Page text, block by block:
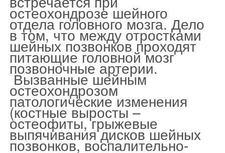
остеохондрозе шейного
отдела головного мозга. Дело
в том, что между отростками
шейных позвонков проходят
питающие головной мозг
позвоночные артерии.
Вызванные шейным
остеохондрозом
патологические изменения
(костные выросты –
остеофиты, грыжевые
выпячивания дисков шейных
позвонков, воспалительно-